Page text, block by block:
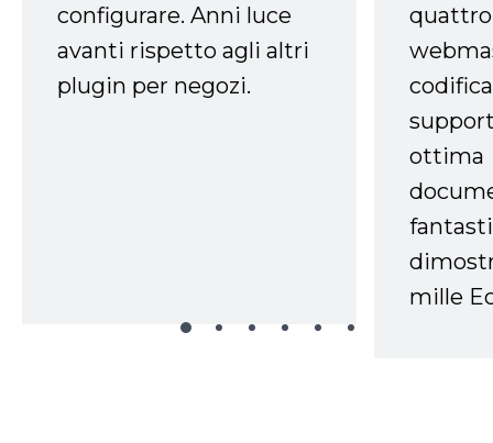
configurare. Anni luce
avanti rispetto agli altri
plugin per negozi.
ottima
mille